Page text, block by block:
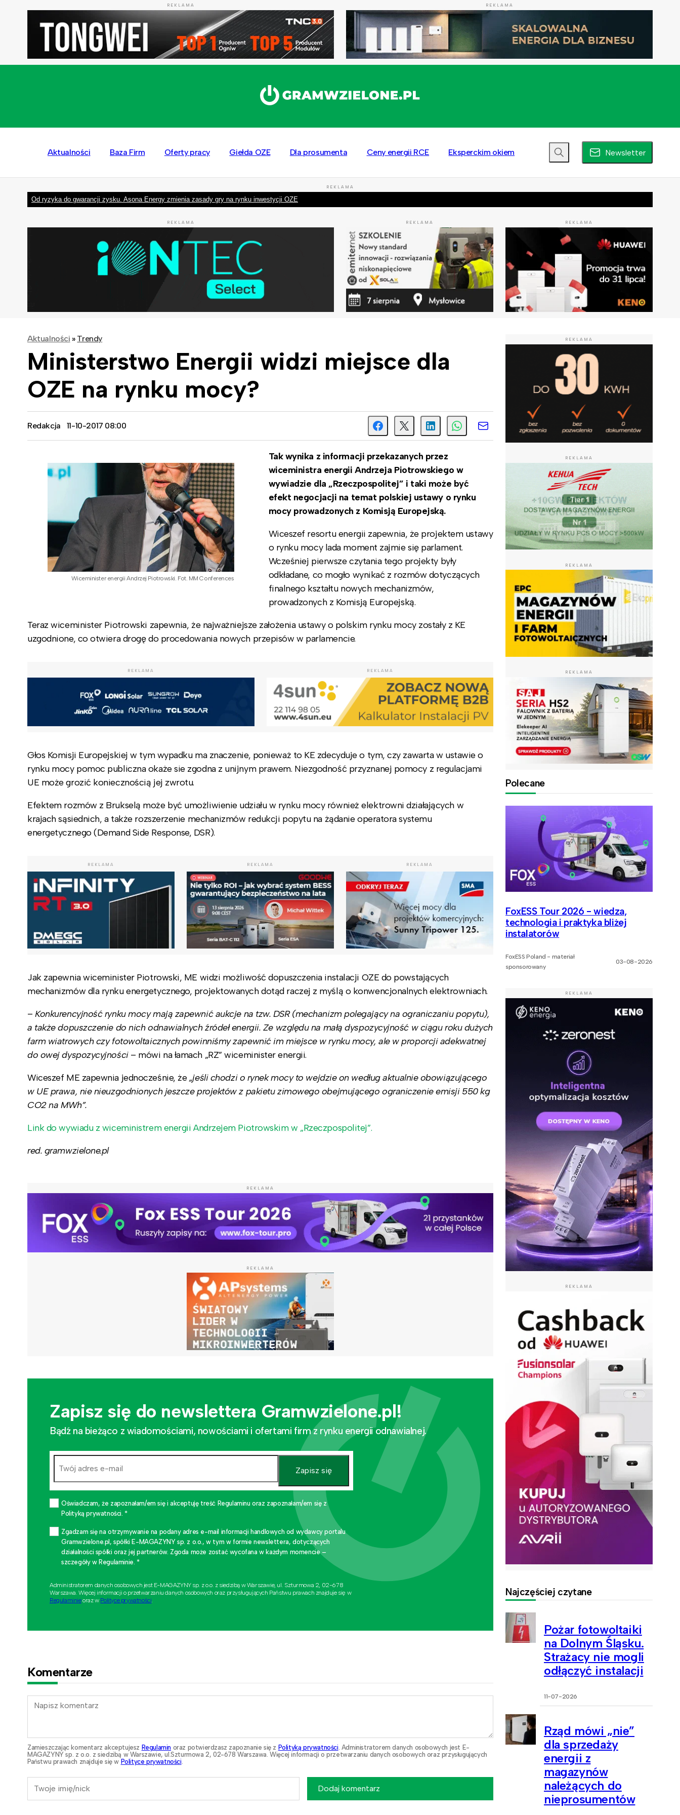
REKLAMA REKLAMA
Aktualności Baza Firm Oferty pracy Giełda OZE Dla prosumenta Ceny energii RCE Eksperckim okiem Newsletter
REKLAMA
Od ryzyka do gwarancji zysku. Asona Energy zmienia zasady gry na rynku inwestycji OZE
REKLAMA REKLAMA REKLAMA
Aktualności » Trendy
Ministerstwo Energii widzi miejsce dla
OZE na rynku mocy?
Redakcja 11-10-2017 08:00
Wiceminister energii Andrzej Piotrowski. Fot. MM Conferences
Tak wynika z informacji przekazanych przez
wiceministra energii Andrzeja Piotrowskiego w
wywiadzie dla „Rzeczpospolitej” i taki może być
efekt negocjacji na temat polskiej ustawy o rynku
mocy prowadzonych z Komisją Europejską.
Wiceszef resortu energii zapewnia, że projektem ustawy
o rynku mocy lada moment zajmie się parlament.
Wcześniej pierwsze czytania tego projekty były
odkładane, co mogło wynikać z rozmów dotyczących
finalnego kształtu nowych mechanizmów,
prowadzonych z Komisją Europejską.
Teraz wiceminister Piotrowski zapewnia, że najważniejsze założenia ustawy o polskim rynku mocy zostały z KE
uzgodnione, co otwiera drogę do procedowania nowych przepisów w parlamencie.
REKLAMA REKLAMA
Głos Komisji Europejskiej w tym wypadku ma znaczenie, ponieważ to KE zdecyduje o tym, czy zawarta w ustawie o
rynku mocy pomoc publiczna okaże sie zgodna z unijnym prawem. Niezgodność przyznanej pomocy z regulacjami
UE może grozić koniecznością jej zwrotu.
Efektem rozmów z Brukselą może być umożliwienie udziału w rynku mocy również elektrowni działających w
krajach sąsiednich, a także rozszerzenie mechanizmów redukcji popytu na żądanie operatora systemu
energetycznego (Demand Side Response, DSR).
REKLAMA REKLAMA REKLAMA
Jak zapewnia wiceminister Piotrowski, ME widzi możliwość dopuszczenia instalacji OZE do powstających
mechanizmów dla rynku energetycznego, projektowanych dotąd raczej z myślą o konwencjonalnych elektrowniach.
–Konkurencyjność rynku mocy mają zapewnić aukcje na tzw. DSR (mechanizm polegający na ograniczaniu popytu),
a także dopuszczenie do nich odnawialnych źródeł energii. Ze względu na małą dyspozycyjność w ciągu roku dużych
farm wiatrowych czy fotowoltaicznych powinniśmy zapewnić im miejsce w rynku mocy, ale w proporcji adekwatnej
do owej dyspozycyjności – mówi na łamach „RZ” wiceminister energii.
Wiceszef ME zapewnia jednocześnie, że„jeśli chodzi o rynek mocy to wejdzie on według aktualnie obowiązującego
w UE prawa, nie nieuzgodnionych jeszcze projektów z pakietu zimowego obejmującego ograniczenie emisji 550 kg
CO2 na MWh”.
Link do wywiadu z wiceministrem energii Andrzejem Piotrowskim w „Rzeczpospolitej”.
red. gramwzielone.pl
REKLAMA
REKLAMA
Zapisz się do newslettera Gramwzielone.pl!
Bądź na bieżąco z wiadomościami, nowościami i ofertami firm z rynku energii odnawialnej.
Zapisz się
Oświadczam, że zapoznałam/em się i akceptuję treść Regulaminu oraz zapoznałam/em się z
Polityką prywatności. *
Zgadzam się na otrzymywanie na podany adres e-mail informacji handlowych od wydawcy portalu
Gramwzielone.pl, spółki E-MAGAZYNY sp. z o.o., w tym w formie newslettera, dotyczących
działalności spółki oraz jej partnerów. Zgoda może zostać wycofana w każdym momencie –
szczegóły w Regulaminie. *
Administratorem danych osobowych jest E-MAGAZYNY sp. z o.o. z siedzibą w Warszawie, ul. Szturmowa 2, 02-678
Warszawa. Więcej informacji o przetwarzaniu danych osobowych oraz przysługujących Państwu prawach znajduje się w
Regulaminieoraz w Polityce prywatności
Komentarze
Zamieszczając komentarz akceptujesz Regulamin oraz potwierdzasz zapoznanie się z Polityką prywatności . Administratorem danych osobowych jest E-
MAGAZYNY sp. z o.o. z siedzibą w Warszawie, ul.Szturmowa 2, 02-678 Warszawa. Więcej informacji o przetwarzaniu danych osobowych oraz przysługujących
Państwu prawach znajduje się w Polityce prywatności
Dodaj komentarz
REKLAMA
REKLAMA
REKLAMA
REKLAMA
Polecane
FoxESS Tour 2026 - wiedza,
technologia i praktyka bliżej
instalatorów
FoxESS Poland - materiał
sponsorowany
03-08-2026
REKLAMA
REKLAMA
Najczęściej czytane
Pożar fotowoltaiki
na Dolnym Śląsku.
Strażacy nie mogli
odłączyć instalacji
11-07-2026
Rząd mówi „nie”
dla sprzedaży
energii z
magazynów
należących do
nieprosumentów